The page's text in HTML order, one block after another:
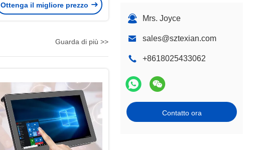
Macchina pubblicitaria montata sul
Mrs. Joyce
sales@sztexian.com
+8618025433062
Contatto ora
luminosità
Ottenga il migliore prezzo
Guarda di più >>